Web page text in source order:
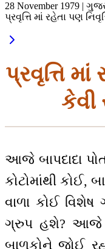
28 November 1979 |
પ્રવૃત્તિ માં રહેતા પણ
પ્રવૃત્તિ માં
કેવી
આજે બાપદાદા
કોટોમાંથી કોઈ,
વાળા કોઈ
ગ્રુપ હશે? આજે
બાળકોને જોઈ